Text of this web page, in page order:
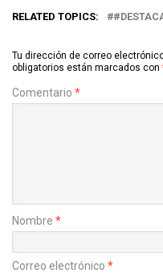
RELATED TOPICS:
Tu dirección de correo
obligatorios están marcados con
Comentario *
Nombre *
Correo electrónico *